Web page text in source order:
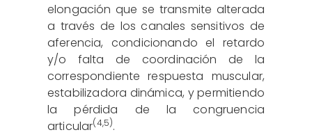
elongación que se transmite alterada
a través de los canales sensitivos de
aferencia, condicionando el retardo
y/o falta de coordinación de la
correspondiente respuesta muscular,
estabilizadora dinámica, y permitiendo
la pérdida de la congruencia
articular(4,5).